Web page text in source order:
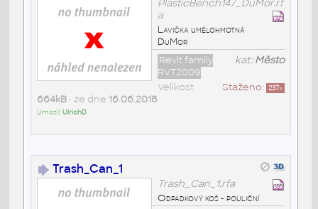
PlasticBench147_DuMor.rf
a
Lavička umělohmotná
DuMor
kat:Město
Revit family
RVT2009
Staženo: 237x
Velikost
664kB• ze dne 16.06.2018
Umístil:UlrichD
Trash_Can_1
Trash_Can_1.rfa
Odpadkový koš - pouliční